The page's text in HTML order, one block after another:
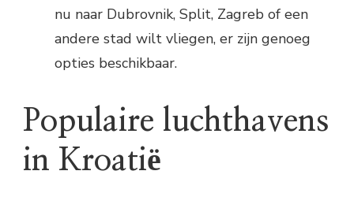
nu naar Dubrovnik, Split, Zagreb of een
andere stad wilt vliegen, er zijn genoeg
opties beschikbaar.
Populaire luchthavens
in Kroatië